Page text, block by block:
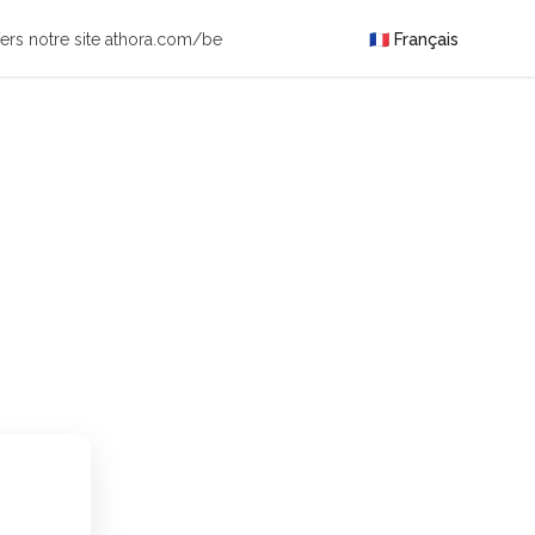
notre site athora.com/be 🇫🇷 Français